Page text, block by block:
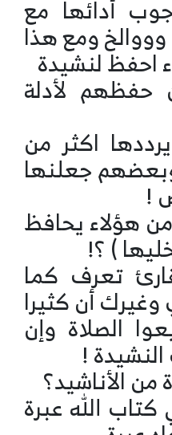
أدائها مع
ومع هذا
احفظ لنشيدة
حفظهم لأدلة
اكثر من
وبعضهم جعلنها
!
هؤلاء يحافظ
) ؟!
تعرف كما
أن كثيرا
الصلاة وإن
!
من الأناشيد؟
الله عبرة